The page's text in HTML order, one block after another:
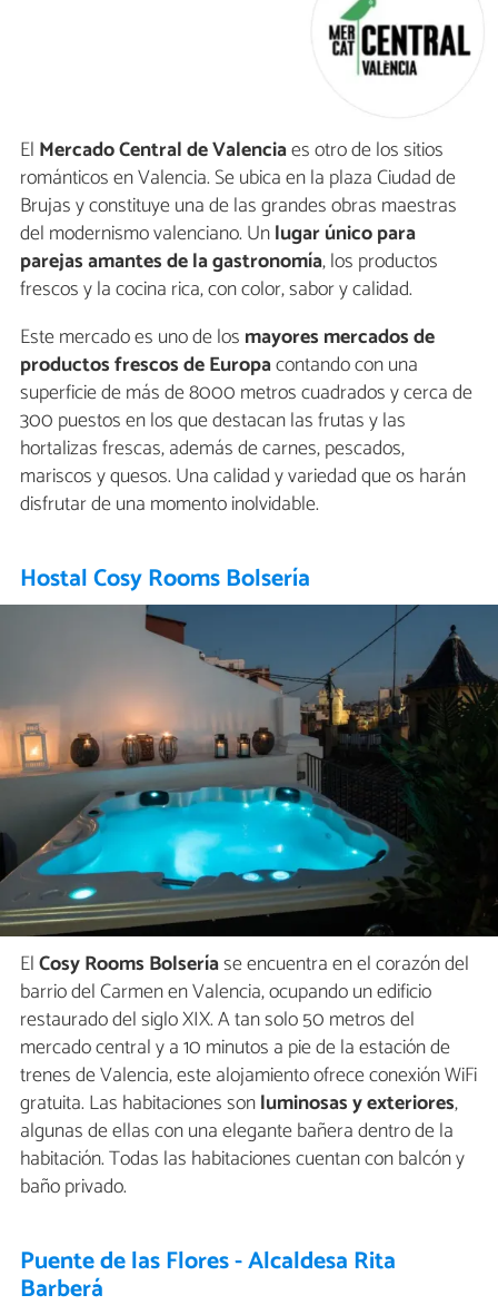
El Mercado Central de Valenciaes otro de los sitios
románticos en Valencia. Se ubica en la plaza Ciudad de
Brujas y constituye una de las grandes obras maestras
del modernismo valenciano. Unlugar único para
parejas amantes de la gastronomía, los productos
frescos y la cocina rica, con color, sabor y calidad.
Este mercado es uno de los mayores mercados de
productos frescos de Europacontando con una
superficie de más de 8000 metros cuadrados y cerca de
300 puestos en los que destacan las frutas y las
hortalizas frescas, además de carnes, pescados,
mariscos y quesos. Una calidad y variedad que os harán
disfrutar de una momento inolvidable.
Hostal Cosy Rooms Bolsería
ElCosy Rooms Bolseríase encuentra en el corazón del
barrio del Carmen en Valencia, ocupando un edificio
restaurado del siglo XIX. A tan solo 50 metros del
mercado central y a 10 minutos a pie de la estación de
trenes de Valencia, este alojamiento ofrece conexión WiFi
gratuita. Las habitaciones sonluminosas y exteriores,
algunas de ellas con una elegante bañera dentro de la
habitación. Todas las habitaciones cuentan con balcón y
baño privado.
Puente de las Flores - Alcaldesa Rita
Barberá